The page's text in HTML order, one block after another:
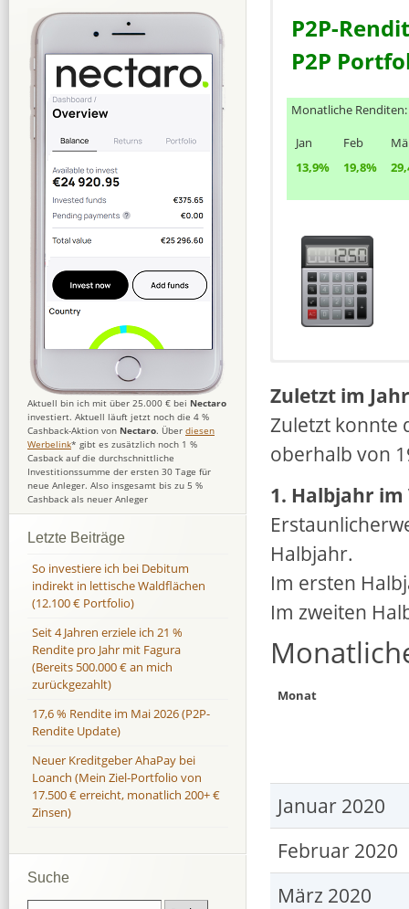
P2P-
P2P
Monatliche Renditen:
Jan
Feb
13,9%
19,8%
Zuletzt im
Zuletzt konnte
oberhalb von
1. Halbjahr
Halbjahr.
Im ersten
Im zweiten
Monat
Januar 2020
Februar 2020
März 2020
Aktuell bin ich mit über 25.000 € bei Nectaro
investiert. Aktuell läuft jetzt noch die 4 %
Cashback-Aktion von Nectaro. Über diesen
Werbelink* gibt es zusätzlich noch 1 %
Casback auf die durchschnittliche
Investitionssumme der ersten 30 Tage für
neue Anleger. Also insgesamt bis zu 5 %
Cashback als neuer Anleger
Letzte Beiträge
So investiere ich bei Debitum
indirekt in lettische Waldflächen
(12.100 € Portfolio)
Seit 4 Jahren erziele ich 21 %
Rendite pro Jahr mit Fagura
(Bereits 500.000 € an mich
zurückgezahlt)
17,6 % Rendite im Mai 2026 (P2P-
Rendite Update)
Neuer Kreditgeber AhaPay bei
Loanch (Mein Ziel-Portfolio von
17.500 € erreicht, monatlich 200+ €
Zinsen)
Suche